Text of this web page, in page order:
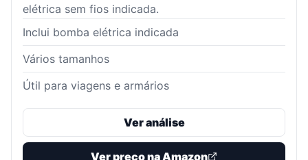
elétrica sem fios indicada.
Inclui bomba elétrica indicada
Vários tamanhos
Útil para viagens e armários
Ver análise
Ver preço na Amazon